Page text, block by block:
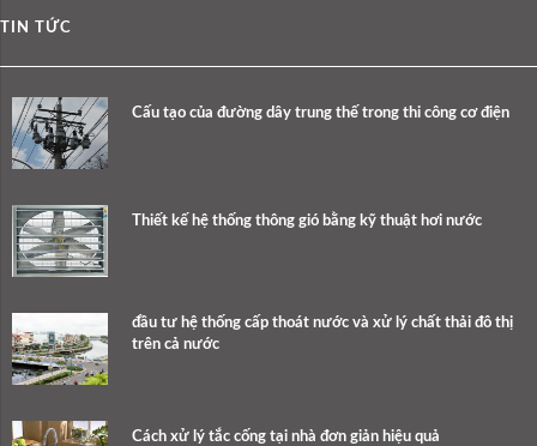
TIN TỨC
Cấu tạo của đường dây trung thế trong thi công cơ điện
Thiết kế hệ thống thông gió bằng kỹ thuật hơi nước
đầu tư hệ thống cấp thoát nước và xử lý chất thải đô thị
trên cả nước
Cách xử lý tắc cống tại nhà đơn giản hiệu quả